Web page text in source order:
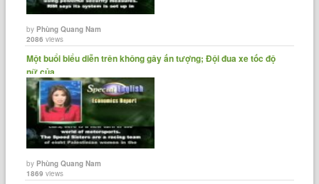
byPhùng Quang Nam
2086 views
Một buổi biểu diễn trên không gây ấn tượng; Đội đua xe tốc độ
nữ của......
byPhùng Quang Nam
1869 views